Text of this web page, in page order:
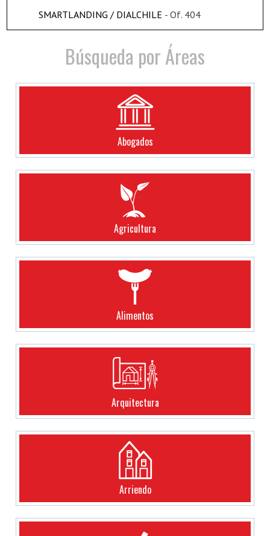
SMARTLANDING / DIALCHILE - Of. 404
Búsqueda por Áreas
Abogados
Agricultura
Alimentos
Arquitectura
Arriendo